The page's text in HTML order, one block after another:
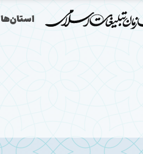
استان‌ها